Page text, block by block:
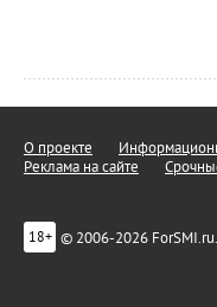
О проекте
Реклама на сайте
18+ © 2006-2026